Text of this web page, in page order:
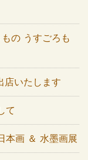
の うすごろも
店いたします
て
本画 ＆ 水墨画展